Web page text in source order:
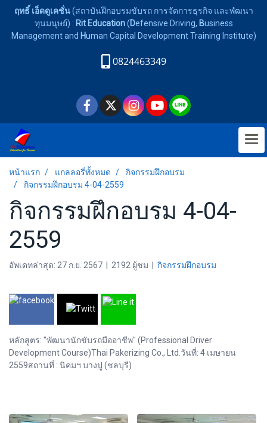
ฤทธิ์ เอ็ดดูเคชั่น(สถาบันฝึกอบรมขับรถ การจัดการธุรกิจ และพํฒนา
ทุนมนุษย์) : Rit Education(Defensive Driving, Business
Management and Human Capital Development Training Institute)
0824463349
หน้าแรก แกลลอรี่ทั้งหมด
กิจกรรมฝึกอบรม
กิจกรรมฝึกอบรม 4-04-2559
กิจกรรมฝึกอบรม 4-04-
2559
อัพเดทล่าสุด: 27 ก.ย. 2567 2192 ผู้ชม กิจกรรมฝึกอบรม
หลักสูตร: "พัฒนานักขับรถมืออาชีพ" (Professional Driver
Development Course)Thai Pakerizing Co., Ltd.วันที่: 4 เมษายน
2559สถานที่ : นิคมฯ บางปู (ชลบุรี)